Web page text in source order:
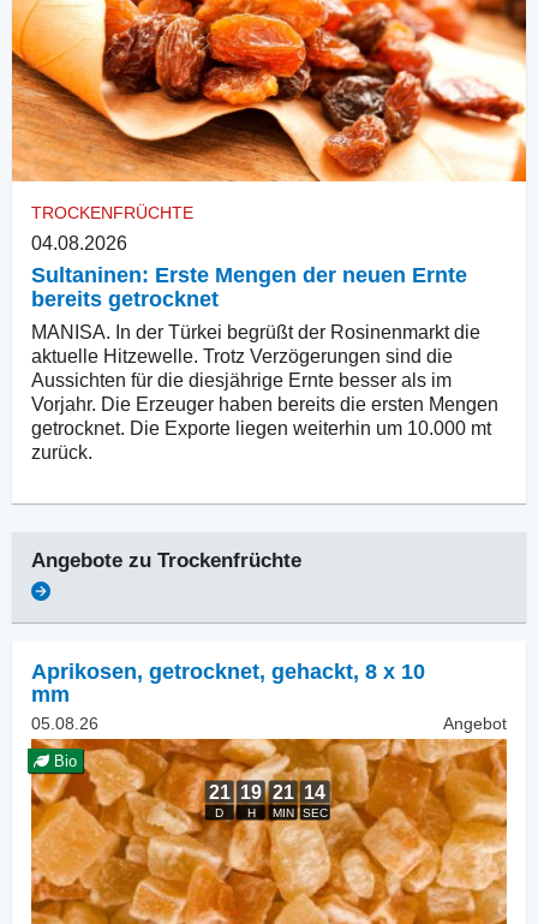
TROCKENFRÜCHTE
04.08.2026
Sultaninen: Erste Mengen der neuen Ernte
bereits getrocknet
MANISA. In der Türkei begrüßt der Rosinenmarkt die
aktuelle Hitzewelle. Trotz Verzögerungen sind die
Aussichten für die diesjährige Ernte besser als im
Vorjahr. Die Erzeuger haben bereits die ersten Mengen
getrocknet. Die Exporte liegen weiterhin um 10.000 mt
zurück.
Angebote zu Trockenfrüchte
Aprikosen, getrocknet, gehackt, 8 x 10
mm
05.08.26 Angebot
Bio